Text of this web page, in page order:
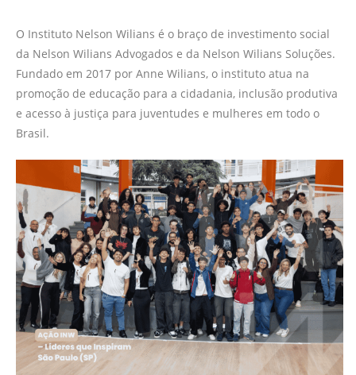
O Instituto Nelson Wilians é o braço de investimento social
da Nelson Wilians Advogados e da Nelson Wilians Soluções.
Fundado em 2017 por Anne Wilians, o instituto atua na
promoção de educação para a cidadania, inclusão produtiva
e acesso à justiça para juventudes e mulheres em todo o
Brasil.